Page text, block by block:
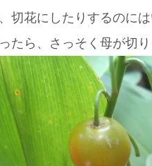
切花にしたりするのに
ったら、さっそく母が切